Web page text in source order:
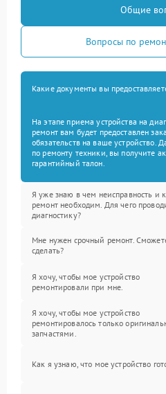
Общие
Вопросы по
Какие документы вы
На этапе приема устройства на
ремонт вам будет предоставлен
обязательств на ваше устройство.
по ремонту техники, вы получите
гарантийный талон.
Я уже знаю в чем неисправность и
ремонт необходим. Для чего
диагностику?
Мне нужен срочный ремонт.
сделать?
Я хочу, чтобы мое устройство
ремонтировали при мне.
Я хочу, чтобы мое устройство
ремонтировалось только
запчастями.
Как я узнаю, что мое устройство